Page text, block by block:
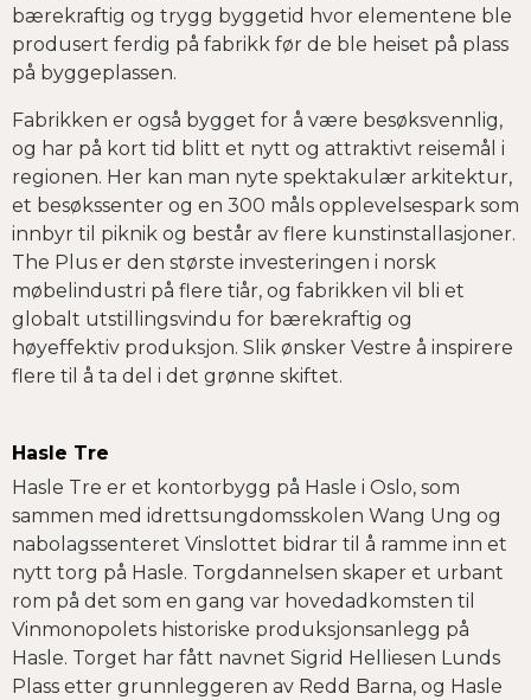
bærekraftig og trygg byggetid hvor elementene ble
produsert ferdig på fabrikk før de ble heiset på plass
på byggeplassen.
Fabrikken er også bygget for å være besøksvennlig,
og har på kort tid blitt et nytt og attraktivt reisemål i
regionen. Her kan man nyte spektakulær arkitektur,
et besøkssenter og en 300 måls opplevelsespark som
innbyr til piknik og består av flere kunstinstallasjoner.
The Plus er den største investeringen i norsk
møbelindustri på flere tiår, og fabrikken vil bli et
globalt utstillingsvindu for bærekraftig og
høyeffektiv produksjon. Slik ønsker Vestre å inspirere
flere til å ta del i det grønne skiftet.
Hasle Tre
Hasle Tre er et kontorbygg på Hasle i Oslo, som
sammen med idrettsungdomsskolen Wang Ung og
nabolagssenteret Vinslottet bidrar til å ramme inn et
nytt torg på Hasle. Torgdannelsen skaper et urbant
rom på det som en gang var hovedadkomsten til
Vinmonopolets historiske produksjonsanlegg på
Hasle. Torget har fått navnet Sigrid Helliesen Lunds
Plass etter grunnleggeren av Redd Barna, og Hasle